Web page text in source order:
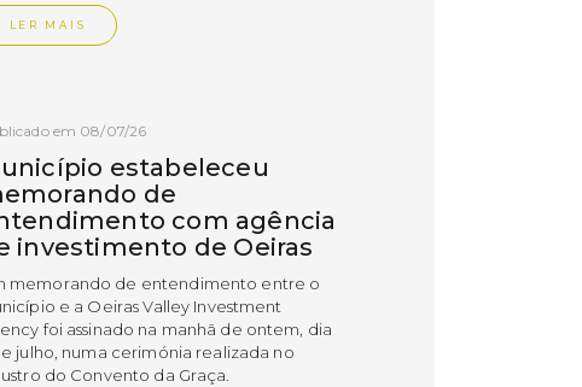
LER MAIS
em 08/07/26
estabeleceu
de
com agência
investimento de Oeiras
memorando de entendimento entre o
e a Oeiras Valley Investment
foi assinado na manhã de ontem, dia
julho, numa cerimónia realizada no
do Convento da Graça.